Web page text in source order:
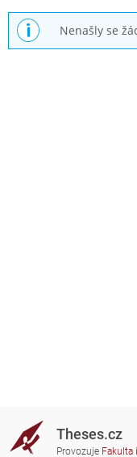
Nenašly se
Theses.cz
Provozuje Fakulta